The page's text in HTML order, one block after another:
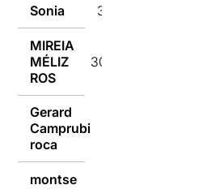
Sonia 30/01/2018
MIREIA
MÉLIZ
ROS
30/01/2018
Gerard
Camprubi
roca
montse